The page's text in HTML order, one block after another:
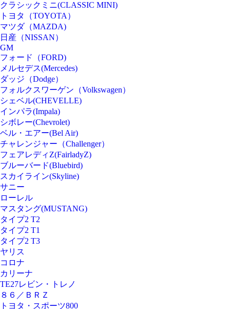
クラシックミニ(CLASSIC MINI)
トヨタ（TOYOTA）
マツダ（MAZDA)
日産（NISSAN）
GM
フォード（FORD)
メルセデス(Mercedes)
ダッジ（Dodge）
フォルクスワーゲン（Volkswagen）
シェベル(CHEVELLE)
インパラ(Impala)
シボレー(Chevrolet)
ベル・エアー(Bel Air)
チャレンジャー（Challenger）
フェアレディZ(FairladyZ)
ブルーバード(Bluebird)
スカイライン(Skyline)
サニー
ローレル
マスタング(MUSTANG)
タイプ2 T2
タイプ2 T1
タイプ2 T3
ヤリス
コロナ
カリーナ
TE27レビン・トレノ
８６／ＢＲＺ
トヨタ・スポーツ800